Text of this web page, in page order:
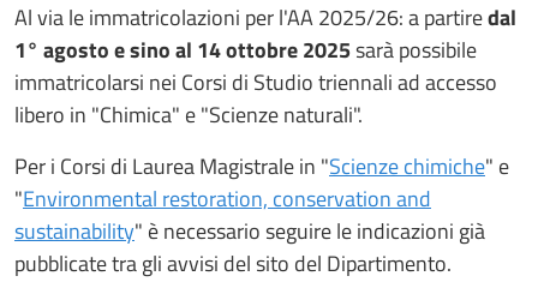
Al via le immatricolazioni per l'AA 2025/26: a partiredal
1° agosto e sino al 14 ottobre 2025sarà possibile
immatricolarsi nei Corsi di Studio triennali ad accesso
libero in "Chimica" e "Scienze naturali".
Per i Corsi di Laurea Magistrale in "Scienze chimiche" e
"Environmental restoration, conservation and
sustainability" è necessario seguire le indicazioni già
pubblicate tra gli avvisi del sito del Dipartimento.